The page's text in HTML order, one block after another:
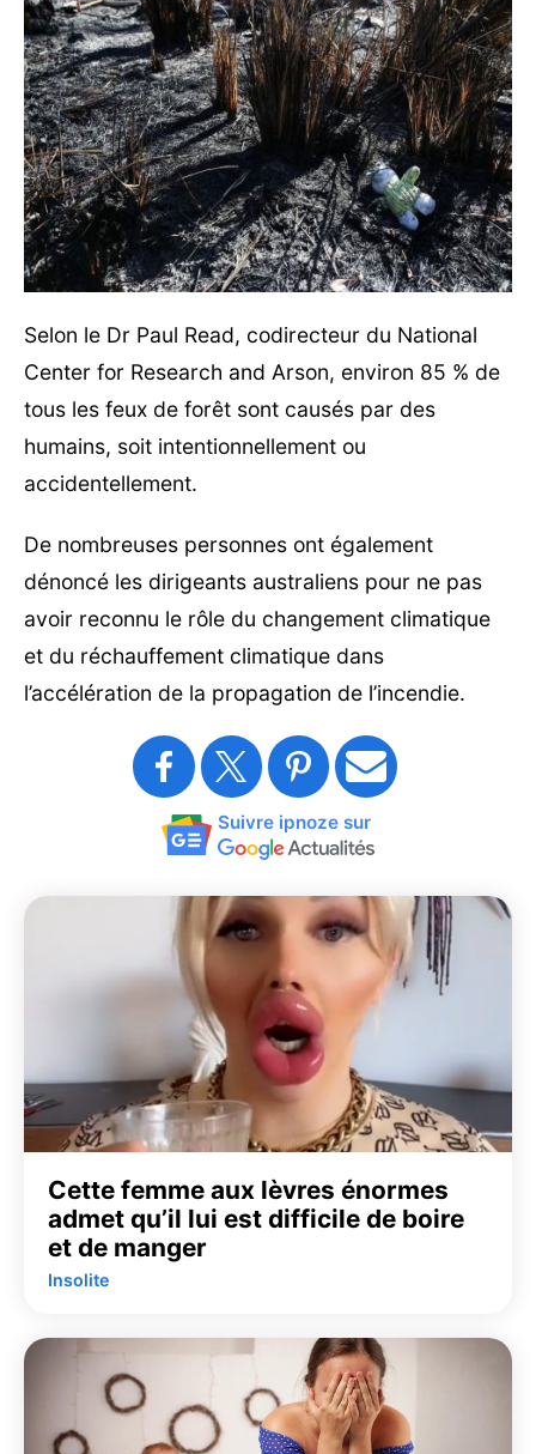
Selon le Dr Paul Read, codirecteur du National
Center for Research and Arson, environ 85 % de
tous les feux de forêt sont causés par des
humains, soit intentionnellement ou
accidentellement.
De nombreuses personnes ont également
dénoncé les dirigeants australiens pour ne pas
avoir reconnu le rôle du changement climatique
et du réchauffement climatique dans
l’accélération de la propagation de l’incendie.
Suivre ipnoze sur
Cette femme aux lèvres énormes
admet qu’il lui est difficile de boire
et de manger
Insolite